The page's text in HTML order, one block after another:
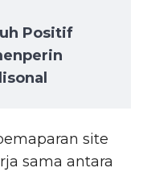
Positif
site
sama antara